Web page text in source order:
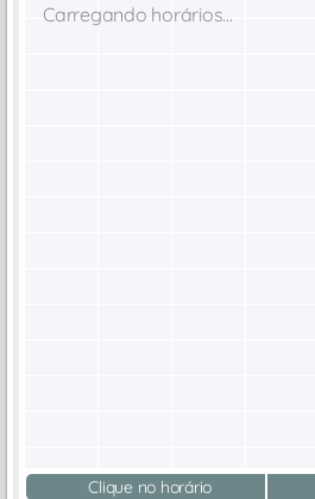
Carregando horários...
Clique no horário